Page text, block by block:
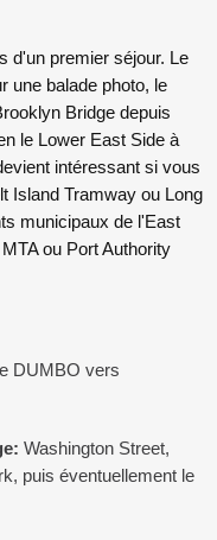
d'un premier séjour. Le
une balade photo, le
Bridge depuis
le Lower East Side à
intéressant si vous
Island Tramway ou Long
municipaux de l'East
ou Port Authority
DUMBO vers
Washington Street,
puis éventuellement le